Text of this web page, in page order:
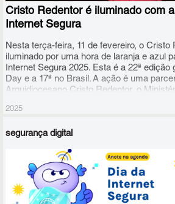
Cristo Redentor é iluminado com
Internet Segura
Nesta terça-feira, 11 de fevereiro, o Cristo
iluminado por uma hora de laranja e azul
Internet Segura 2025. Esta é a 22ª edição
Day e a 17ª no Brasil. A ação é uma
Arquidiocesano Cristo Redentor, o
2025
segurança digital